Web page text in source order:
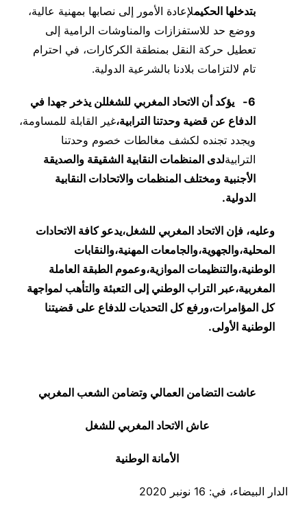
بتدخلها الحكيملإعادة الأمور إلى نصابها بمهنية عالية،
ووضع حد للاستفزازات والمناوشات الرامية إلى
تعطيل حركة النقل بمنطقة الكركارات، في احترام
تام لالتزامات بلادنا بالشرعية الدولية.
6- يؤكد أن الاتحاد المغربي للشغللن يذخر جهدا في
الدفاع عن قضية وحدتنا الترابية،غير القابلة للمساومة،
ويجدد تجنده لكشف مغالطات خصوم وحدتنا
الترابيةلدى المنظمات النقابية الشقيقة والصديقة
الأجنبية ومختلف المنظمات والاتحادات النقابية
الدولية.
وعليه، فإن الاتحاد المغربي للشغل،يدعو كافة الاتحادات
المحلية،والجهوية،والجامعات المهنية،والنقابات
الوطنية،والتنظيمات الموازية،وعموم الطبقة العاملة
المغربية،عبر التراب الوطني إلى التعبئة والتأهب لمواجهة
كل المؤامرات،ورفع كل التحديات للدفاع على قضيتنا
الوطنية الأولى.
عاشت التضامن العمالي وتضامن الشعب المغربي
عاش الاتحاد المغربي للشغل
الأمانة الوطنية
الدار البيضاء، في: 16 نونبر 2020